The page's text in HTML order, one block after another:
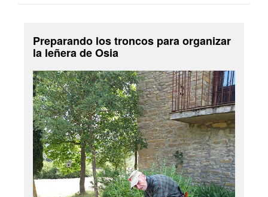
Preparando los troncos para organizar
la leñera de Osia